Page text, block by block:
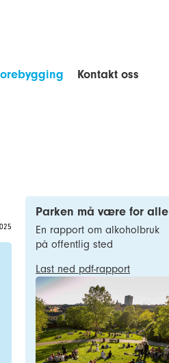
Kontakt oss
Parken må være for alle
En rapport om alkoholbruk
på offentlig sted
Last ned pdf-rapport